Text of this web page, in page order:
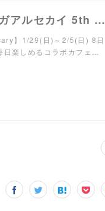
【イベント】新星堂 presents ウタガアルセカイ 5th Anniversary コラボカフェダイニング＆フェスに AATA 出演決定！
】1/29(日)～2/5(日) 8日
楽しめるコラボカフェ…